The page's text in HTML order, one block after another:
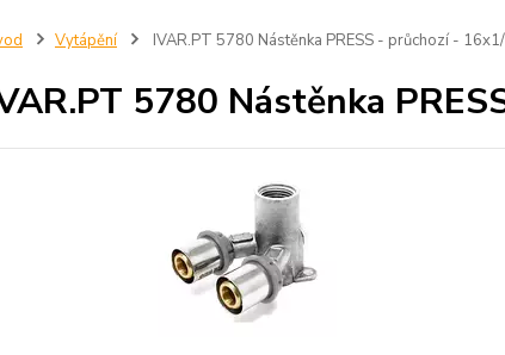
Vytápění IVAR.PT 5780 Nástěnka PRESS - průchozí -
5780 Nástěnka